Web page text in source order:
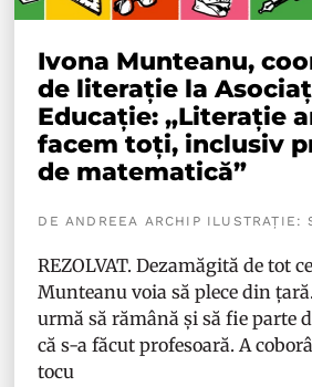
Ivona Munteanu,
de literație la
Educație: „Literație
facem toți, inclusiv
de matematică”
DE ANDREEA ARCHIP ILUSTRAȚIE:
REZOLVAT. Dezamăgită de tot
Munteanu voia să plece din
urmă să rămână și să fie parte
că s-a făcut profesoară. A
tocu